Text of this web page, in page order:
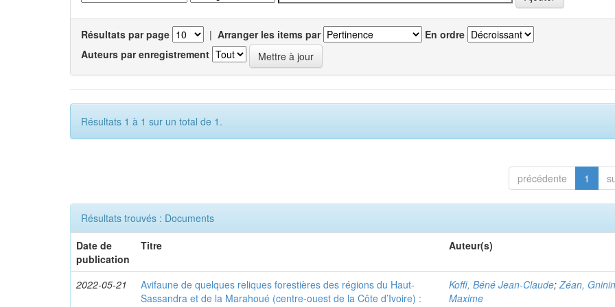
Résultats par page | Arranger les items par
En ordre
Auteurs par enregistrement
Résultats 1 à 1 sur un total de 1.
précédente 1
Résultats trouvés : Documents
Date de
publication
Titre Auteur(s)
2022-05-21
Avifaune de quelques reliques forestières des régions du Haut-
Sassandra et de la Marahoué (centre-ouest de la Côte d’Ivoire) :
Koffi, Béné Jean-Claude;Zéan,
Maxime